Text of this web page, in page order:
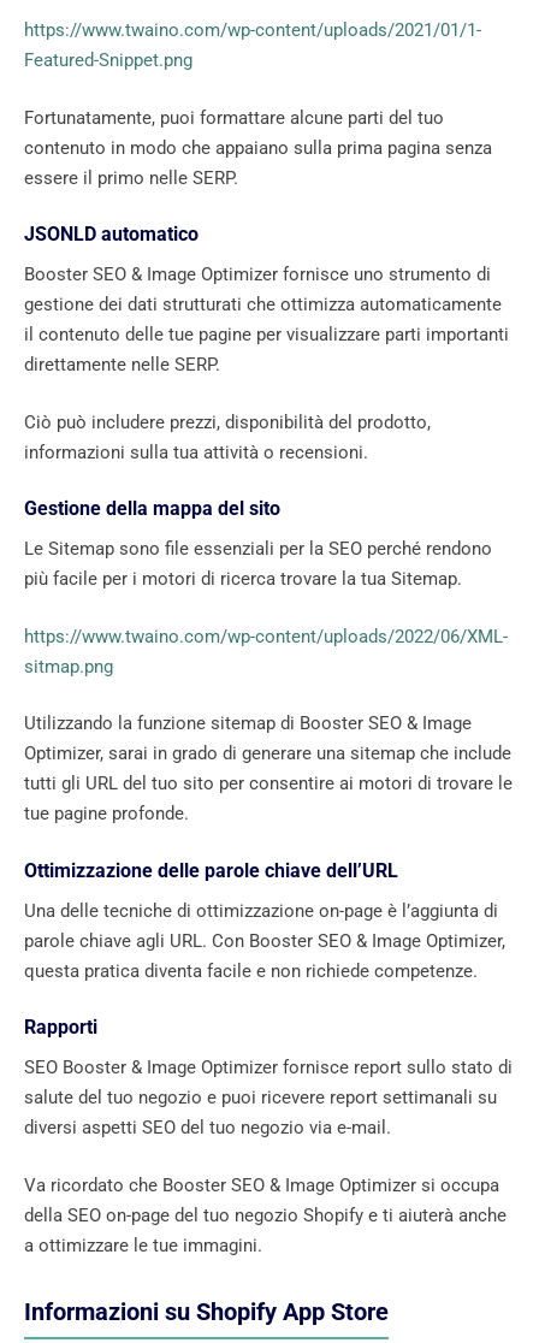
https://www.twaino.com/wp-content/uploads/2021/01/1-
Featured-Snippet.png
Fortunatamente, puoi formattare alcune parti del tuo
contenuto in modo che appaiano sulla prima pagina senza
essere il primo nelle SERP.
JSONLD automatico
Booster SEO & Image Optimizer fornisce uno strumento di
gestione dei dati strutturati che ottimizza automaticamente
il contenuto delle tue pagine per visualizzare parti importanti
direttamente nelle SERP.
Ciò può includere prezzi, disponibilità del prodotto,
informazioni sulla tua attività o recensioni.
Gestione della mappa del sito
Le Sitemap sono file essenziali per la SEO perché rendono
più facile per i motori di ricerca trovare la tua Sitemap.
https://www.twaino.com/wp-content/uploads/2022/06/XML-
sitmap.png
Utilizzando la funzione sitemap di Booster SEO & Image
Optimizer, sarai in grado di generare una sitemap che include
tutti gli URL del tuo sito per consentire ai motori di trovare le
tue pagine profonde.
Ottimizzazione delle parole chiave dell’URL
Una delle tecniche di ottimizzazione on-page è l’aggiunta di
parole chiave agli URL. Con Booster SEO & Image Optimizer,
questa pratica diventa facile e non richiede competenze.
Rapporti
SEO Booster & Image Optimizer fornisce report sullo stato di
salute del tuo negozio e puoi ricevere report settimanali su
diversi aspetti SEO del tuo negozio via e-mail.
Va ricordato che Booster SEO & Image Optimizer si occupa
della SEO on-page del tuo negozio Shopify e ti aiuterà anche
a ottimizzare le tue immagini.
Informazioni su Shopify App Store